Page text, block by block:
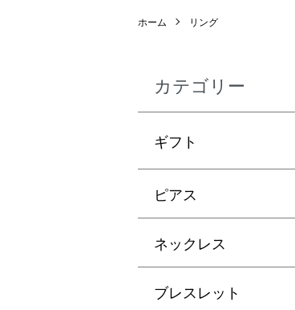
ホーム リング
カテゴリー
ギフト
ピアス
ネックレス
ブレスレット